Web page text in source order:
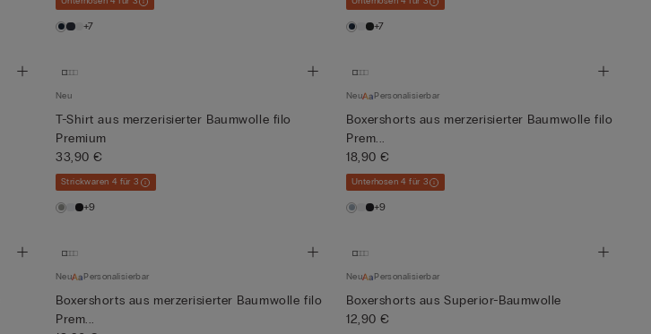
+7 +7
Neu
T-Shirt aus merzerisierter Baumwolle filo
Premium
33,90 €
Strickwaren 4 für 3
+9
Neu Personalisierbar
Boxershorts aus merzerisierter Baumwolle filo
Prem...
18,90 €
Unterhosen 4 für 3
+9
Neu Personalisierbar
Boxershorts aus merzerisierter Baumwolle filo
Prem...
Neu Personalisierbar
Boxershorts aus Superior-Baumwolle
12,90 €